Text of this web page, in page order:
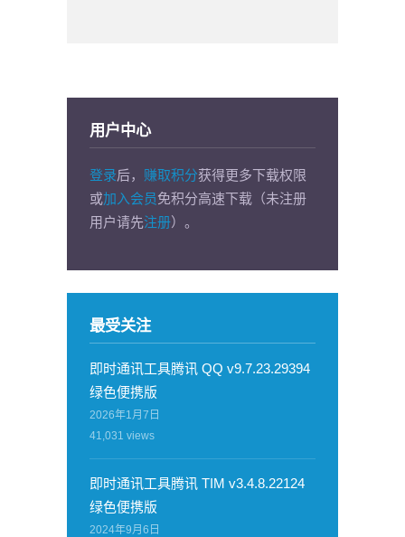
用户中心
登录后， 赚取积分获得更多下载权限
或加入会员免积分高速下载（未注册
用户请先注册）。
最受关注
即时通讯工具腾讯 QQ v9.7.23.29394
绿色便携版
2026年1月7日
41,031 views
即时通讯工具腾讯 TIM v3.4.8.22124
绿色便携版
2024年9月6日